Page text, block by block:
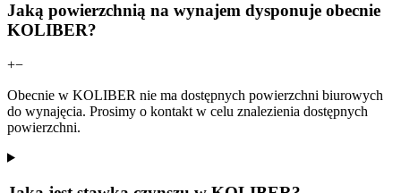
Jaką powierzchnią na wynajem dysponuje obecnie
KOLIBER?
+−
Obecnie w KOLIBER nie ma dostępnych powierzchni biurowych
do wynajęcia. Prosimy o kontakt w celu znalezienia dostępnych
powierzchni.